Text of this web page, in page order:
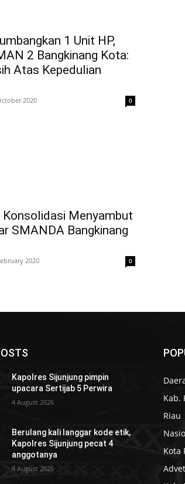
1 Unit HP,
2 Bangkinang Kota:
Atas Kepedulian
2020 0
Menyambut
SMANDA Bangkinang
2020 0
Kapolres Sijunjung pimpin
upacara Sertijab 5 Perwira
4 August 2026
Berulang kali langgar kode etik,
Kapolres Sijunjung pecat 4
anggotanya
4 August 2026
Kab.
Riau
Kota